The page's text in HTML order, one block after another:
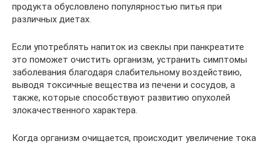
продукта обусловлено популярностью питья при
различных диетах.
Если употреблять напиток из свеклы при панкреатите
это поможет очистить организм, устранить симптомы
заболевания благодаря слабительному воздействию,
выводя токсичные вещества из печени и сосудов, а
также, которые способствуют развитию опухолей
злокачественного характера.
Когда организм очищается, происходит увеличение тока